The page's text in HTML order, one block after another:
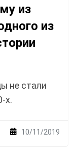
из
из
не стали
х.
10/11/2019